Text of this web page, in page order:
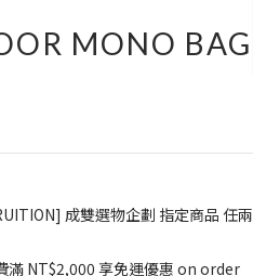
MONO BAG
成雙選物企劃 指定商品 任兩
滿 NT$2,000 享免運優惠 on order